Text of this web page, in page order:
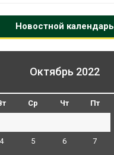
Новостной календарь
Октябрь 2022
Ср Чт Пт
4 5 6 7